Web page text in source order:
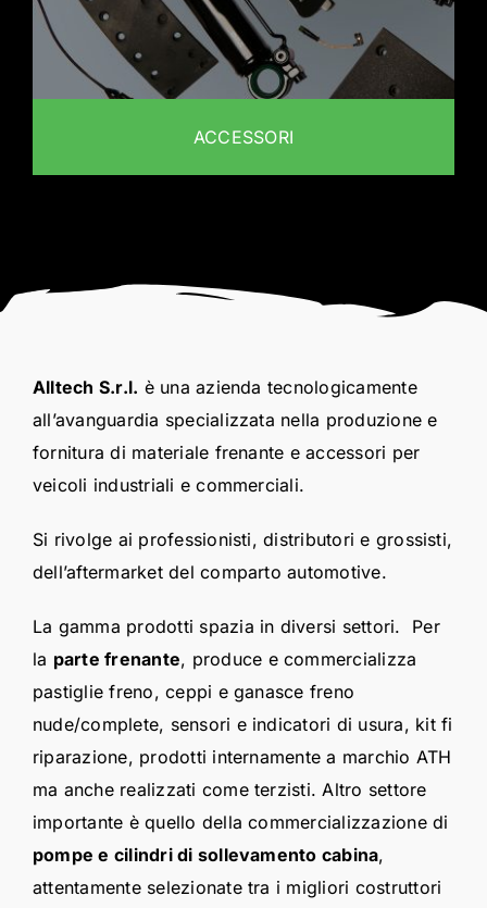
ACCESSORI
Alltech S.r.l. è una azienda tecnologicamente
all’avanguardia specializzata nella produzione e
fornitura di materiale frenante e accessori per
veicoli industriali e commerciali.
Si rivolge ai professionisti, distributori e grossisti,
dell’aftermarket del comparto automotive.
La gamma prodotti spazia in diversi settori. Per
la parte frenante, produce e commercializza
pastiglie freno, ceppi e ganasce freno
nude/complete, sensori e indicatori di usura, kit fi
riparazione, prodotti internamente a marchio ATH
ma anche realizzati come terzisti. Altro settore
importante è quello della commercializzazione di
pompe e cilindri di sollevamento cabina,
attentamente selezionate tra i migliori costruttori